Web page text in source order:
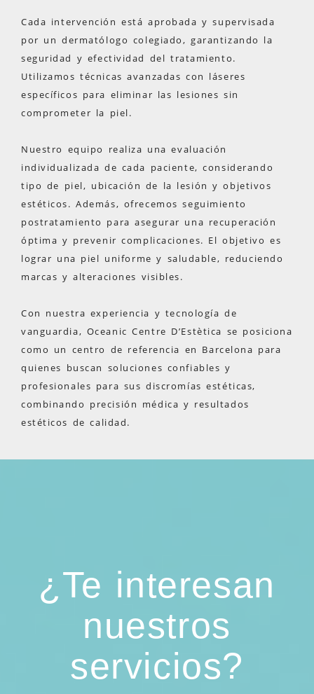
Cada intervención está aprobada y supervisada
por un dermatólogo colegiado, garantizando la
seguridad y efectividad del tratamiento.
Utilizamos técnicas avanzadas con láseres
específicos para eliminar las lesiones sin
comprometer la piel.
Nuestro equipo realiza una evaluación
individualizada de cada paciente, considerando
tipo de piel, ubicación de la lesión y objetivos
estéticos. Además, ofrecemos seguimiento
postratamiento para asegurar una recuperación
óptima y prevenir complicaciones. El objetivo es
lograr una piel uniforme y saludable, reduciendo
marcas y alteraciones visibles.
Con nuestra experiencia y tecnología de
vanguardia, Oceanic Centre D’Estètica se posiciona
como un centro de referencia en Barcelona para
quienes buscan soluciones confiables y
profesionales para sus discromías estéticas,
combinando precisión médica y resultados
estéticos de calidad.
¿Te interesan
nuestros
servicios?